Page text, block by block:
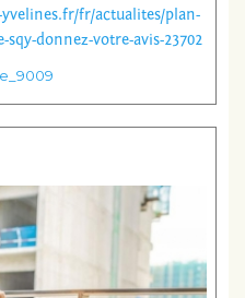
fr/actualites/plan-
donnez-votre-avis-23702